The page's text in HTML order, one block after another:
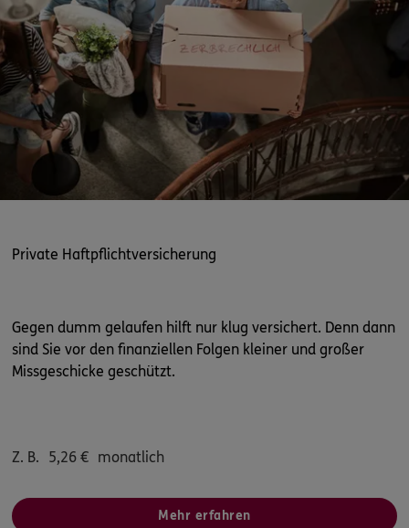
Private Haftpflichtversicherung
Gegen dumm gelaufen hilft nur klug versichert. Denn dann
sind Sie vor den finanziellen Folgen kleiner und großer
Missgeschicke geschützt.
Z. B. 5,26 € monatlich
Mehr erfahren